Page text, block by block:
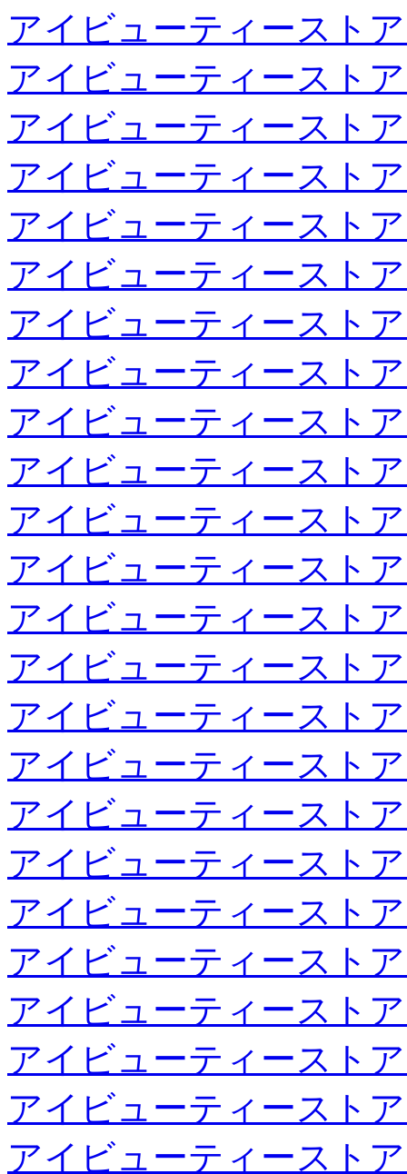
アイビューティースト
アイビューティースト
アイビューティースト
アイビューティースト
アイビューティースト
アイビューティースト
アイビューティースト
アイビューティースト
アイビューティースト
アイビューティースト
アイビューティースト
アイビューティースト
アイビューティースト
アイビューティースト
アイビューティースト
アイビューティースト
アイビューティースト
アイビューティースト
アイビューティースト
アイビューティースト
アイビューティースト
アイビューティースト
アイビューティースト
アイビューティースト